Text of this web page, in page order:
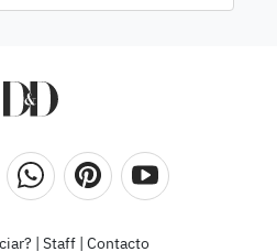
Staff| Contacto